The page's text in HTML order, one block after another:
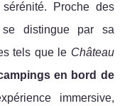
Proche des
distingue par sa
tels que le Château
en bord de
immersive,